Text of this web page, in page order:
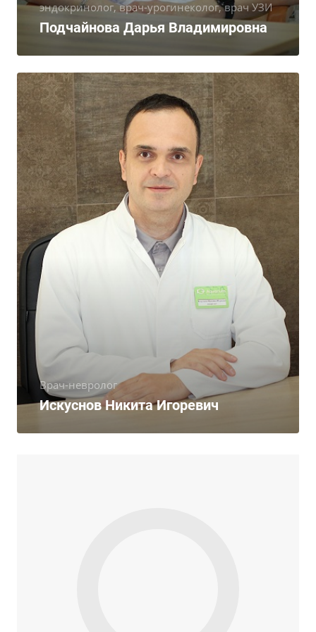
эндокринолог, врач-урогинеколог, врач УЗИ
Подчайнова Дарья Владимировна
Врач-невролог
Искуснов Никита Игоревич